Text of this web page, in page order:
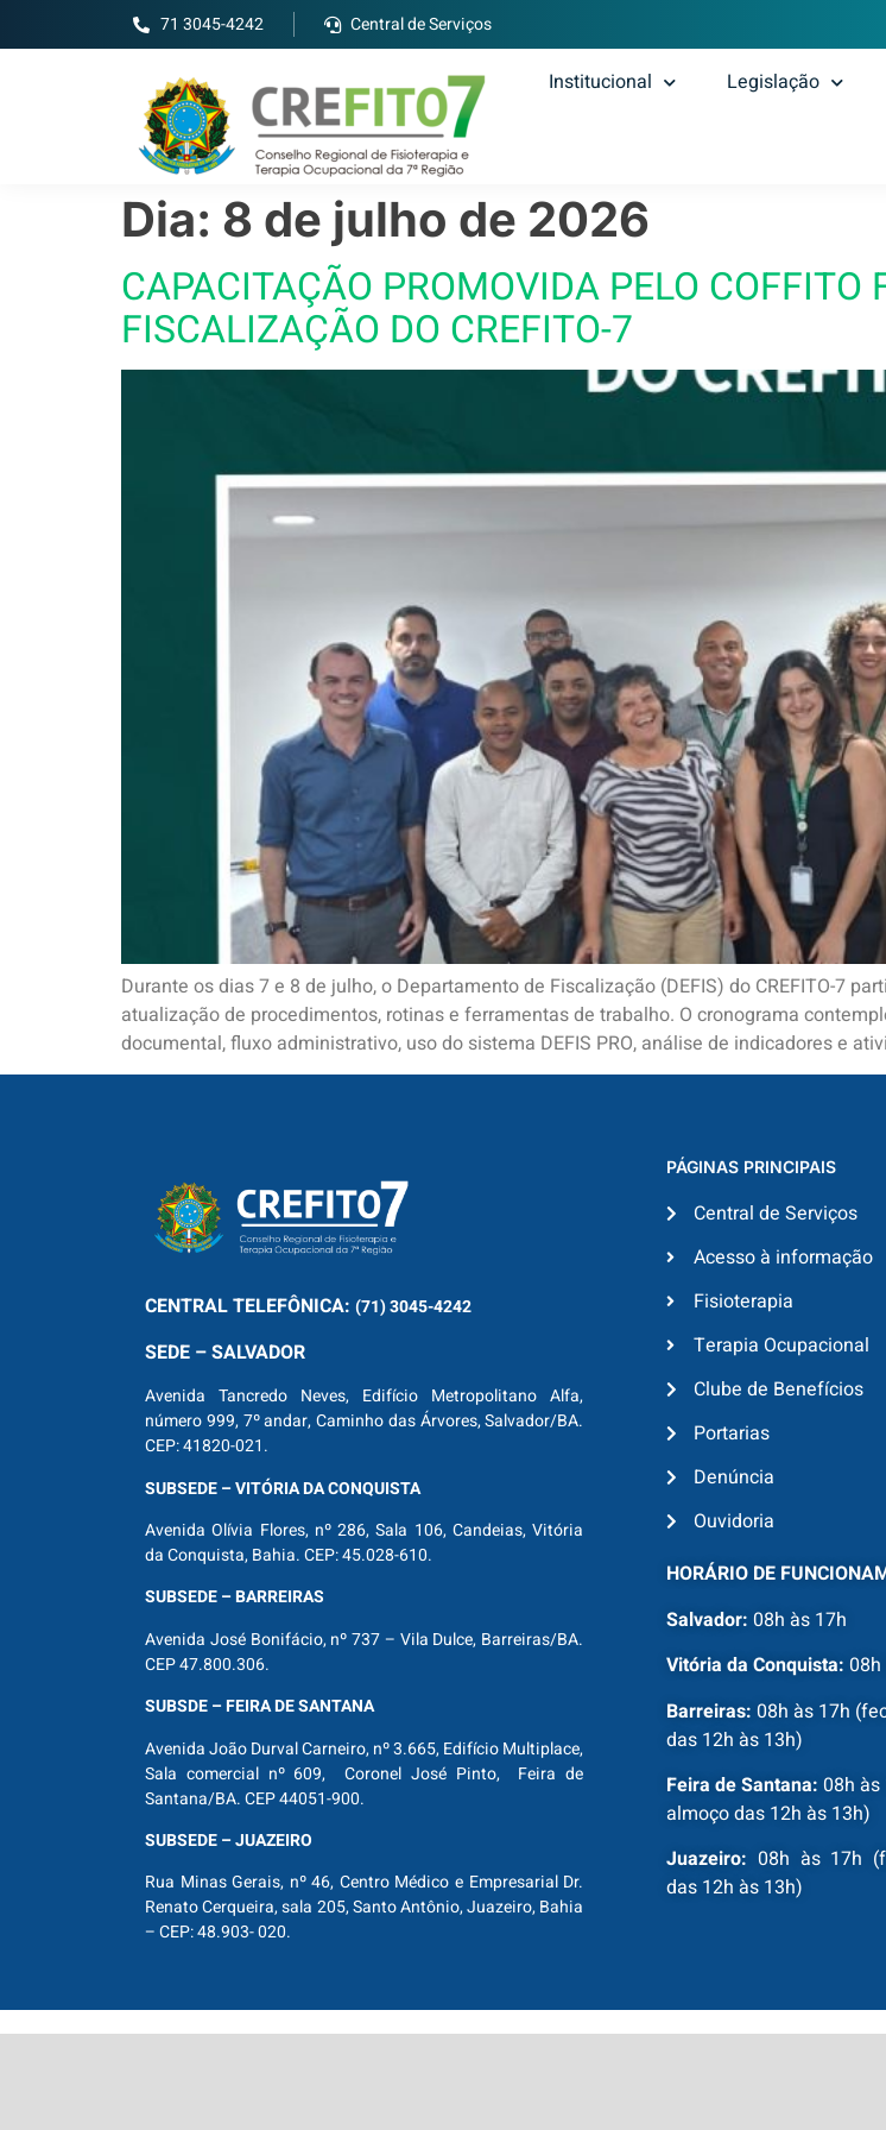
71 3045-4242 Central de Serviços
Institucional Legislação
Dia: 8 de julho de 2026
CAPACITAÇÃO PROMOVIDA PELO COFFITO
FISCALIZAÇÃO DO CREFITO-7
Durante os dias 7 e 8 de julho, o Departamento de Fiscalização (DEFIS) do CREFITO-7
atualização de procedimentos, rotinas e ferramentas de trabalho. O cronograma
documental, fluxo administrativo, uso do sistema DEFIS PRO, análise de indicadores e
CENTRALTELEFÔNICA: (71) 3045-4242
SEDE – SALVADOR
Avenida Tancredo Neves, Edifício Metropolitano Alfa,
número 999, 7º andar, Caminho das Árvores, Salvador/BA.
CEP: 41820-021.
SUBSEDE – VITÓRIA DA CONQUISTA
Avenida Olívia Flores, nº 286, Sala 106, Candeias, Vitória
da Conquista, Bahia. CEP: 45.028-610.
SUBSEDE – BARREIRAS
Avenida José Bonifácio, nº 737 – Vila Dulce, Barreiras/BA.
CEP 47.800.306.
SUBSDE – FEIRA DE SANTANA
Avenida João Durval Carneiro, nº 3.665, Edifício Multiplace,
Sala comercial nº 609, Coronel José Pinto, Feira de
Santana/BA. CEP 44051-900.
SUBSEDE – JUAZEIRO
Rua Minas Gerais, nº 46, Centro Médico e Empresarial Dr.
Renato Cerqueira, sala 205, Santo Antônio, Juazeiro, Bahia
– CEP: 48.903- 020.
PÁGINAS PRINCIPAIS
Central de Serviços
Acesso à informação
Fisioterapia
Terapia Ocupacional
Clube de Benefícios
Portarias
Denúncia
Ouvidoria
HORÁRIO DE
Salvador: 08h às 17h
Vitória da Conquista:
Barreiras: 08h às 17h
das 12h às 13h)
Feira de Santana: 08h
almoço das 12h às 13h)
Juazeiro: 08h às 17h
das 12h às 13h)